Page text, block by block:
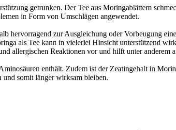
getrunken. Der Tee aus Moringablättern
in Form von Umschlägen angewendet.
hervorragend zur Ausgleichung oder Vorbeugung
als Tee kann in vielerlei Hinsicht unterstützend
allergischen Reaktionen vor und hilft unter anderem
enthält. Zudem ist der Zeatingehalt in
und somit länger wirksam bleiben.